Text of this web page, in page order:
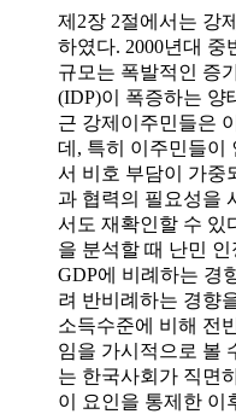
제2장 2절에서는 강
하였다. 2000년대 중
규모는 폭발적인 증
(IDP)이 폭증하는 양
근 강제이주민들은
데, 특히 이주민들이
서 비호 부담이 가중
과 협력의 필요성을
서도 재확인할 수 있
을 분석할 때 난민
GDP에 비례하는 경
려 반비례하는 경향
소득수준에 비해 전
임을 가시적으로 볼
는 한국사회가 직면
이 요인을 통제한 이